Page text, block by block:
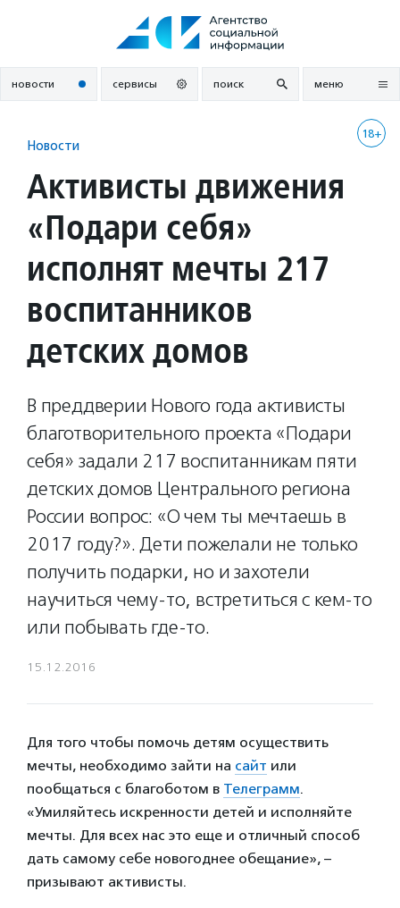
новости сервисы поиск меню
18+
Новости
Активисты движения
«Подари себя»
исполнят мечты 217
воспитанников
детских домов
В преддверии Нового года активисты
благотворительного проекта «Подари
себя» задали 217 воспитанникам пяти
детских домов Центрального региона
России вопрос: «О чем ты мечтаешь в
2017 году?». Дети пожелали не только
получить подарки, но и захотели
научиться чему-то, встретиться с кем-то
или побывать где-то.
15.12.2016
Для того чтобы помочь детям осуществить
мечты, необходимо зайти на сайт или
пообщаться с благоботом в Телеграмм.
«Умиляйтесь искренности детей и исполняйте
мечты. Для всех нас это еще и отличный способ
дать самому себе новогоднее обещание», –
призывают активисты.